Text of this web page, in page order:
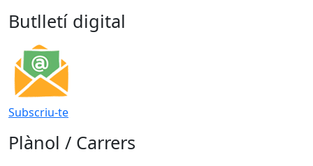
Butlletí digital
Subscriu-te
Plànol / Carrers